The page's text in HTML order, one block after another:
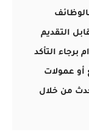
التقديم
برجاء التأكد
عمولات
من خلال